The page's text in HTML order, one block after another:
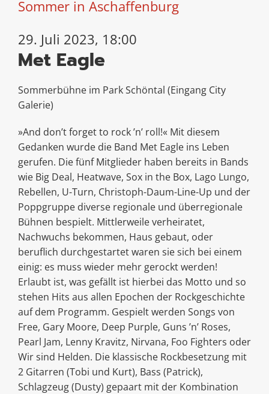
Sommer in Aschaffenburg
29. Juli 2023, 18:00
Met Eagle
Sommerbühne im Park Schöntal (Eingang City
Galerie)
»And don’t forget to rock ’n’ roll!« Mit diesem
Gedanken wurde die Band Met Eagle ins Leben
gerufen. Die fünf Mitglieder haben bereits in Bands
wie Big Deal, Heatwave, Sox in the Box, Lago Lungo,
Rebellen, U-Turn, Christoph-Daum-Line-Up und der
Poppgruppe diverse regionale und überregionale
Bühnen bespielt. Mittlerweile verheiratet,
Nachwuchs bekommen, Haus gebaut, oder
beruflich durchgestartet waren sie sich bei einem
einig: es muss wieder mehr gerockt werden!
Erlaubt ist, was gefällt ist hierbei das Motto und so
stehen Hits aus allen Epochen der Rockgeschichte
auf dem Programm. Gespielt werden Songs von
Free, Gary Moore, Deep Purple, Guns ’n’ Roses,
Pearl Jam, Lenny Kravitz, Nirvana, Foo Fighters oder
Wir sind Helden. Die klassische Rockbesetzung mit
2 Gitarren (Tobi und Kurt), Bass (Patrick),
Schlagzeug (Dusty) gepaart mit der Kombination